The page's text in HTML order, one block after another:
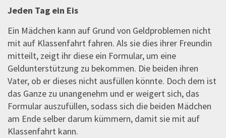
Jeden Tag ein Eis
Ein Mädchen kann auf Grund von Geldproblemen nicht
mit auf Klassenfahrt fahren. Als sie dies ihrer Freundin
mitteilt, zeigt ihr diese ein Formular, um eine
Geldunterstützung zu bekommen. Die beiden ihren
Vater, ob er dieses nicht ausfüllen könnte. Doch dem ist
das Ganze zu unangenehm und er weigert sich, das
Formular auszufüllen, sodass sich die beiden Mädchen
am Ende selber darum kümmern, damit sie mit auf
Klassenfahrt kann.